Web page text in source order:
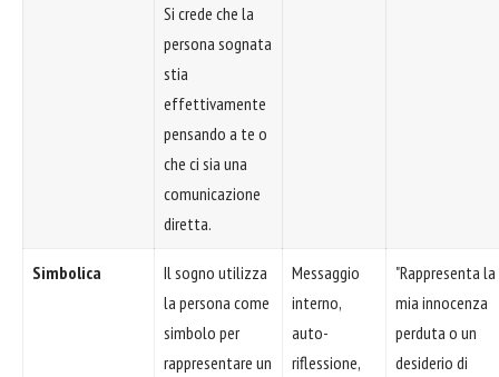
Si crede che la
persona sognata
stia
effettivamente
pensando a te o
che ci sia una
comunicazione
diretta.
Simbolica
Il sogno utilizza
la persona come
simbolo per
rappresentare un
Messaggio
interno,
auto-
riflessione,
"Rappresenta la
mia innocenza
perduta o un
desiderio di